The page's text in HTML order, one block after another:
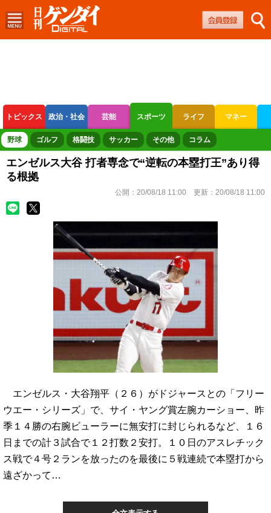
トピックス 政治・社会 芸能 スポーツ ライフ マネー
ボートレース 競輪 オートレース
野球 ゴルフ 格闘技 サッカー その他 コラム
エンゼルス大谷 打者専念で“逆転の本塁打王”あり得
る根拠
公開： 20/08/18 11:00 更新： 20/08/18 11:00
エンゼルス・大谷翔平（２６）がドジャースとの「フリー
ウエー・シリーズ」で、サイ・ヤング賞左腕カーショー、昨
季１４勝の右腕ビューラーに無安打に封じられるなど、１６
日までの計３試合で１２打数２安打。１０日のアスレチック
ス戦で４号２ランを放ったのを最後に５戦連続で本塁打から
遠ざかって…